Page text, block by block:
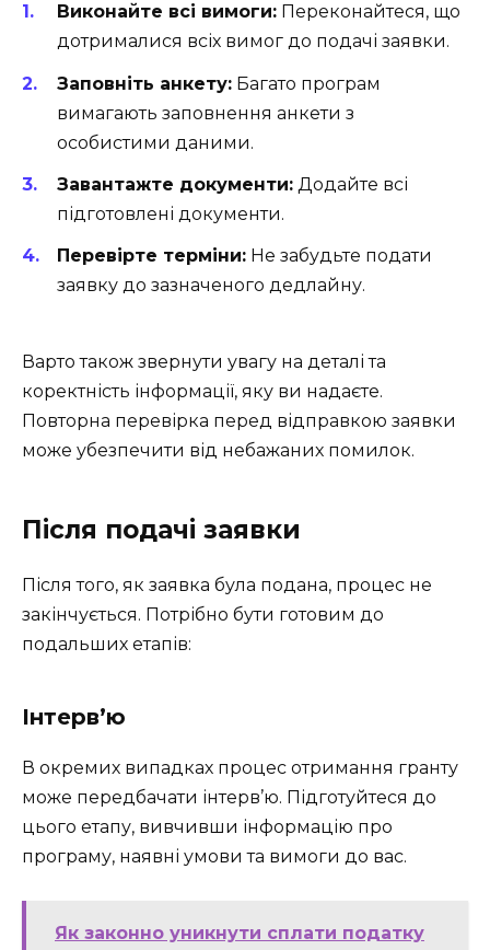
Виконайте всі вимоги: Переконайтеся, що
дотрималися всіх вимог до подачі заявки.
Заповніть анкету: Багато програм
вимагають заповнення анкети з
особистими даними.
Завантажте документи: Додайте всі
підготовлені документи.
Перевірте терміни: Не забудьте подати
заявку до зазначеного дедлайну.
Варто також звернути увагу на деталі та
коректність інформації, яку ви надаєте.
Повторна перевірка перед відправкою заявки
може убезпечити від небажаних помилок.
Після подачі заявки
Після того, як заявка була подана, процес не
закінчується. Потрібно бути готовим до
подальших етапів:
Інтерв’ю
В окремих випадках процес отримання гранту
може передбачати інтерв’ю. Підготуйтеся до
цього етапу, вивчивши інформацію про
програму, наявні умови та вимоги до вас.
Як законно уникнути сплати податку